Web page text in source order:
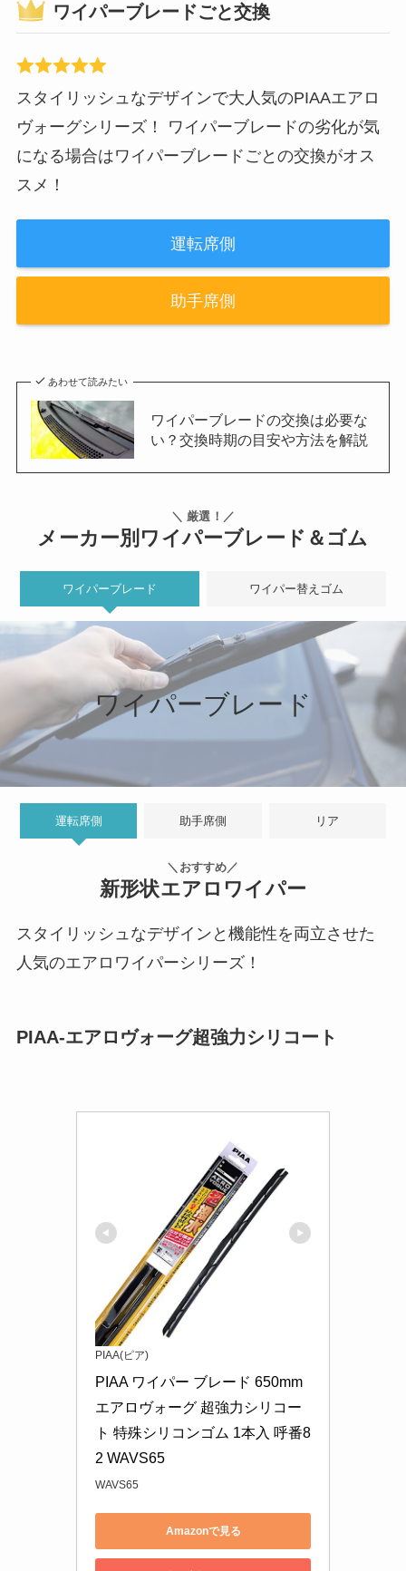
ワイパーブレードごと交換
スタイリッシュなデザインで大人気のPIAAエアロ
ヴォーグシリーズ！ ワイパーブレードの劣化が気
になる場合はワイパーブレードごとの交換がオス
スメ！
運転席側
助手席側
あわせて読みたい
ワイパーブレードの交換は必要な
い？交換時期の目安や方法を解説
＼ 厳選！／
メーカー別ワイパーブレード＆ゴム
ワイパーブレード ワイパー替えゴム
ワイパーブレード
運転席側 助手席側 リア
＼おすすめ／
新形状エアロワイパー
スタイリッシュなデザインと機能性を両立させた
人気のエアロワイパーシリーズ！
PIAA-エアロヴォーグ超強力シリコート
PIAA(ピア)
PIAA ワイパー ブレード 650mm
エアロヴォーグ 超強力シリコー
ト 特殊シリコンゴム 1本入 呼番8
2 WAVS65
WAVS65
Amazonで見る